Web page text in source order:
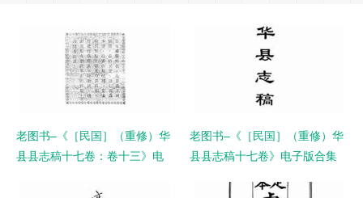
老图书–《［民国］（重修）华
县县志稿十七卷：卷十三》电
老图书–《［民国］（重修）华
县县志稿十七卷》电子版合集